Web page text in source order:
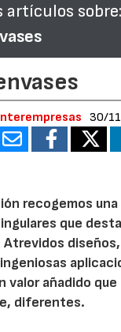
artículos sobre:
30/
recogemos una
que
Atrevidos
valor añadido que
diferentes.